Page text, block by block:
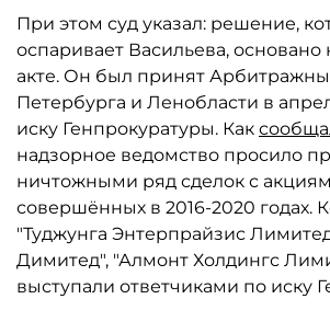
При этом суд указал: решение,
оспаривает Васильева, основано
акте. Он был принят
Петербурга и Ленобласти в
иску Генпрокуратуры. Как
надзорное ведомство просило
ничтожными ряд сделок с
совершённых в 2016-2020 годах.
"Туджунга Энтерпрайзис
Димитед", "Алмонт Холдингс
выступали ответчиками по иску